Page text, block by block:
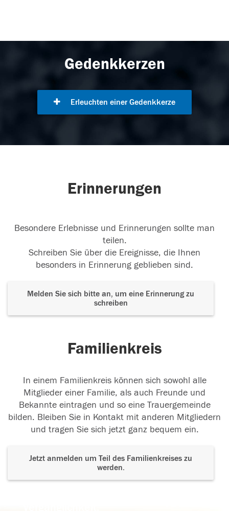
Gedenkkerzen
Erleuchten einer Gedenkkerze
Erinnerungen
Besondere Erlebnisse und Erinnerungen sollte man
teilen.
Schreiben Sie über die Ereignisse, die Ihnen
besonders in Erinnerung geblieben sind.
Melden Sie sich bitte an, um eine Erinnerung zu
schreiben
Familienkreis
In einem Familienkreis können sich sowohl alle
Mitglieder einer Familie, als auch Freunde und
Bekannte eintragen und so eine Trauergemeinde
bilden. Bleiben Sie in Kontakt mit anderen Mitgliedern
und tragen Sie sich jetzt ganz bequem ein.
Jetzt anmelden um Teil des Familienkreises zu
werden.